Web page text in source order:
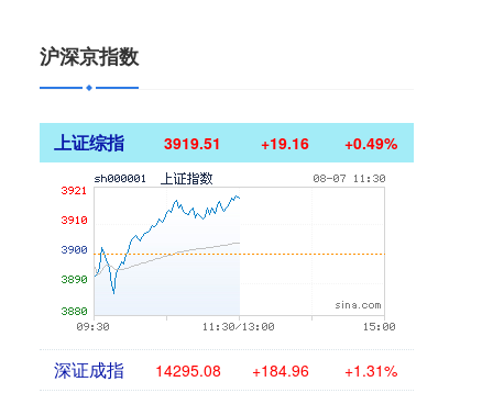
沪深京指数
上证综指 3919.51 +19.16 +0.49%
深证成指 14295.08 +184.96 +1.31%